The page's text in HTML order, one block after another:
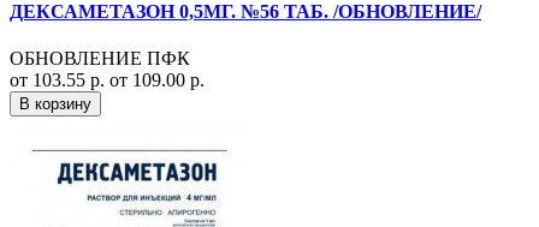
ДЕКСАМЕТАЗОН 0,5МГ. №56 ТАБ. /ОБНОВЛЕНИЕ/
ОБНОВЛЕНИЕ ПФК
от 103.55 р. от 109.00 р.
В корзину